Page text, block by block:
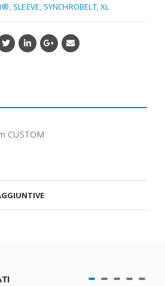
SLEEVE SYNCHROBELT,XL
CUSTOM